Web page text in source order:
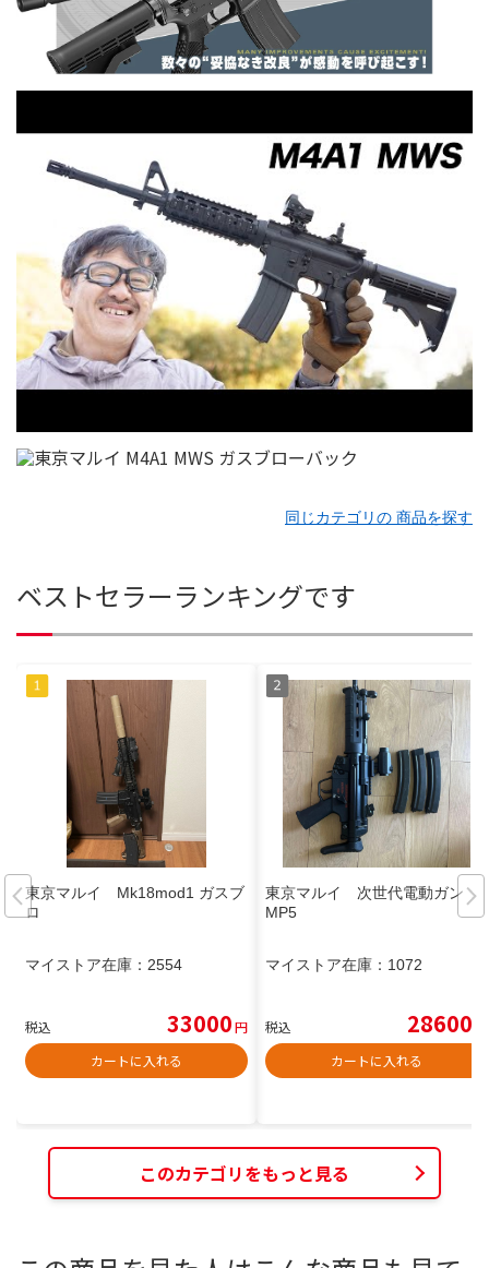
同じカテゴリの 商品を探す
ベストセラーランキングです
東京マルイ Mk18mod1 ガスブ
ロ
マイストア在庫： 2554
税込 33000円
カートに入れる
東京マルイ 次世代電動ガン
MP5
マイストア在庫： 1072
税込 28600
カートに入れる
このカテゴリをもっと見る